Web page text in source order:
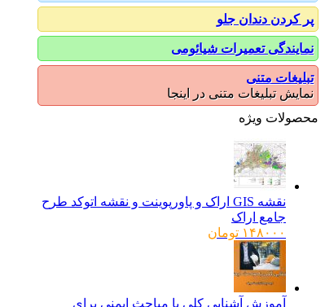
پر کردن دندان جلو
نمایندگی تعمیرات شیائومی
تبلیغات متنی
نمایش تبلیغات متنی در اینجا
محصولات ویژه
نقشه GIS اراک و پاورپوینت و نقشه اتوکد طرح
جامع اراک
۱۴۸۰۰۰ تومان
آموزش آشنایی کلی با مباحث ایمنی برای